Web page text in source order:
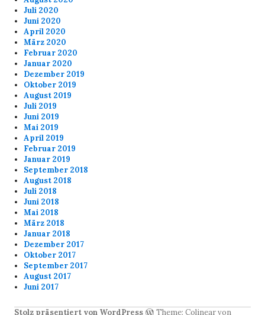
Juli 2020
Juni 2020
April 2020
März 2020
Februar 2020
Januar 2020
Dezember 2019
Oktober 2019
August 2019
Juli 2019
Juni 2019
Mai 2019
April 2019
Februar 2019
Januar 2019
September 2018
August 2018
Juli 2018
Juni 2018
Mai 2018
März 2018
Januar 2018
Dezember 2017
Oktober 2017
September 2017
August 2017
Juni 2017
Stolz präsentiert von WordPress Theme: Colinear von